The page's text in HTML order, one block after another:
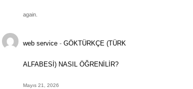
again.
web service -GÖKTÜRKÇE (TÜRK
ALFABESİ) NASIL ÖĞRENİLİR?
Mayıs 21, 2026